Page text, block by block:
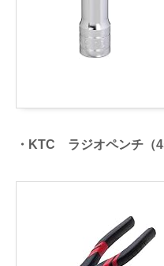
・KTC ラジオペンチ（